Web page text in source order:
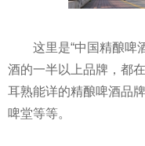
这里是“中国精酿啤
酒的一半以上品牌，都
耳熟能详的精酿啤酒品
啤堂等等。